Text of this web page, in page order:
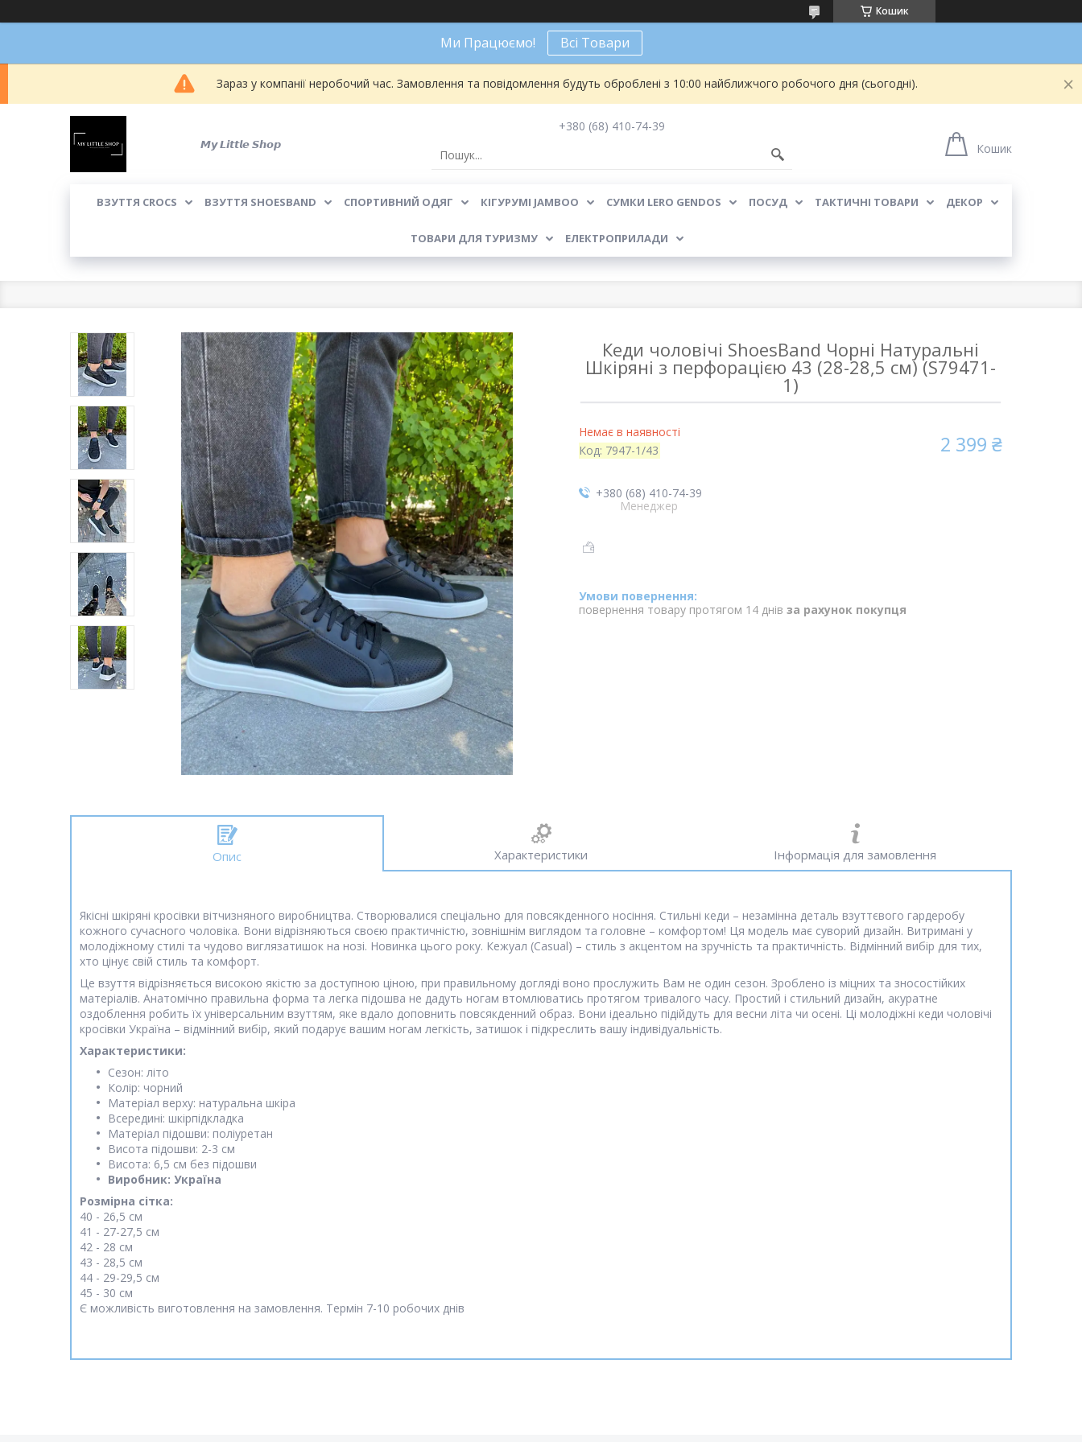
Кошик
Ми Працюємо! Всі Товари
Зараз у компанії неробочий час. Замовлення та повідомлення будуть оброблені з 10:00 найближчого робочого дня (сьогодні).
𝙈𝙮 𝙇𝙞𝙩𝙩𝙡𝙚 𝙎𝙝𝙤𝙥
+380 (68) 410-74-39
Кошик
ВЗУТТЯ CROCS ВЗУТТЯ SHOESBAND СПОРТИВНИЙ ОДЯГ КІГУРУМІ JAMBOO СУМКИ LERO GENDOS ПОСУД ТАКТИЧНІ ТОВАРИ ДЕКОР
ТОВАРИ ДЛЯ ТУРИЗМУ ЕЛЕКТРОПРИЛАДИ
Кеди чоловічі ShoesBand Чорні Натуральні
Шкіряні з перфорацією 43 (28-28,5 см) (S79471-
1)
Немає в наявності
Код: 7947-1/43 2 399 ₴
+380 (68) 410-74-39
Менеджер
повернення товару протягом 14 днів за рахунок покупця
Опис Характеристики Інформація для замовлення
Якісні шкіряні кросівки вітчизняного виробництва. Створювалися спеціально для повсякденного носіння. Стильні кеди – незамінна деталь взуттєвого гардеробу
кожного сучасного чоловіка. Вони відрізняються своєю практичністю, зовнішнім виглядом та головне – комфортом! Ця модель має суворий дизайн. Витримані у
молодіжному стилі та чудово виглязатишок на нозі. Новинка цього року. Кежуал (Casual) – стиль з акцентом на зручність та практичність. Відмінний вибір для тих,
хто цінує свій стиль та комфорт.
Це взуття відрізняється високою якістю за доступною ціною, при правильному догляді воно прослужить Вам не один сезон. Зроблено із міцних та зносостійких
матеріалів. Анатомічно правильна форма та легка підошва не дадуть ногам втомлюватись протягом тривалого часу. Простий і стильний дизайн, акуратне
оздоблення робить їх універсальним взуттям, яке вдало доповнить повсякденний образ. Вони ідеально підійдуть для весни літа чи осені. Ці молодіжні кеди чоловічі
кросівки Україна – відмінний вибір, який подарує вашим ногам легкість, затишок і підкреслить вашу індивідуальність.
Характеристики:
Сезон: літо
Колір: чорний
Матеріал верху: натуральна шкіра
Всередині: шкірпідкладка
Матеріал підошви: поліуретан
Висота підошви: 2-3 см
Висота: 6,5 см без підошви
Виробник: Україна
Розмірна сітка:
40 - 26,5 см
41 - 27-27,5 см
42 - 28 см
43 - 28,5 см
44 - 29-29,5 см
45 - 30 см
Є можливість виготовлення на замовлення. Термін 7-10 робочих днів